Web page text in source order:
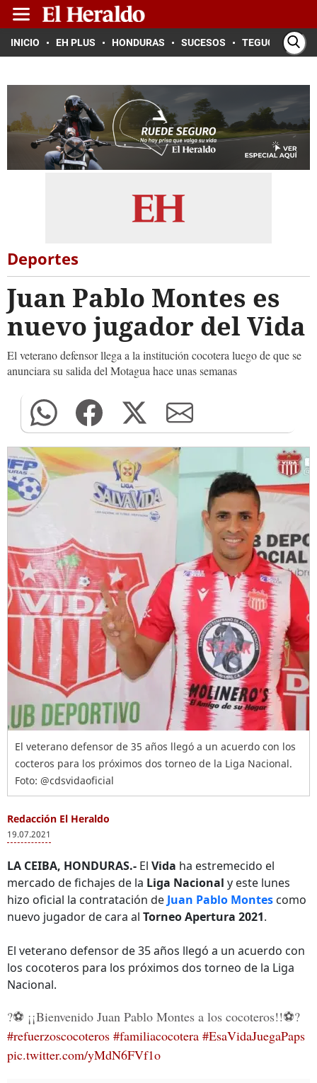
INICIO EH PLUS HONDURAS SUCESOS TEGUCIGALPA
Deportes
Juan Pablo Montes es
nuevo jugador del Vida
El veterano defensor llega a la institución cocotera luego de que se
anunciara su salida del Motagua hace unas semanas
El veterano defensor de 35 años llegó a un acuerdo con los
cocteros para los próximos dos torneo de la Liga Nacional.
Foto: @cdsvidaoficial
Redacción El Heraldo
19.07.2021
LA CEIBA, HONDURAS.- El Vida ha estremecido el
mercado de fichajes de la Liga Nacional y este lunes
hizo oficial la contratación de Juan Pablo Montes como
nuevo jugador de cara al Torneo Apertura 2021.
El veterano defensor de 35 años llegó a un acuerdo con
los cocoteros para los próximos dos torneo de la Liga
Nacional.
?⚽️ ¡¡Bienvenido Juan Pablo Montes a los cocoteros!!⚽️?
#refuerzoscocoteros #familiacocotera #EsaVidaJuegaPaps
pic.twitter.com/yMdN6FVf1o